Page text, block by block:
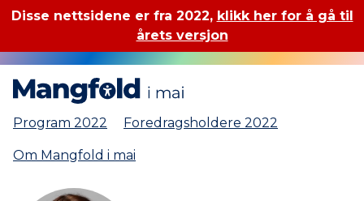
Disse nettsidene er fra 2022, klikk her for å gå til
årets versjon
Program 2022 Foredragsholdere 2022
Om Mangfold i mai